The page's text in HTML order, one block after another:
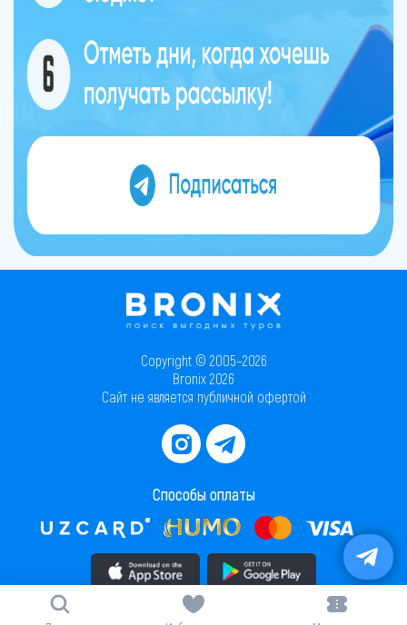
Copyright © 2005–2026
Bronix 2026
Сайт не является публичной офертой
Способы оплаты
Скачать приложение в AppStore Скачать приложение в PlayMarket
Карта сайта